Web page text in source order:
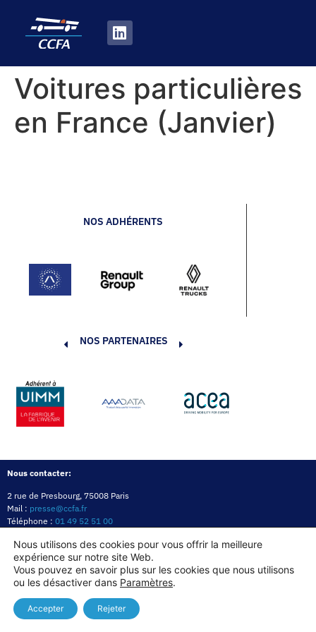
Voitures particulières
en France (Janvier)
NOS ADHÉRENTS
NOS PARTENAIRES
Nous contacter:
2 rue de Presbourg, 75008 Paris
Mail : presse@ccfa.fr
Téléphone : 01 49 52 51 00
Politique de confidentialitéMentions légales
Copyright© 2026
Nous utilisons des cookies pour vous offrir la meilleure
expérience sur notre site Web.
Vous pouvez en savoir plus sur les cookies que nous utilisons
ou les désactiver dans Paramètres.
Accepter Rejeter